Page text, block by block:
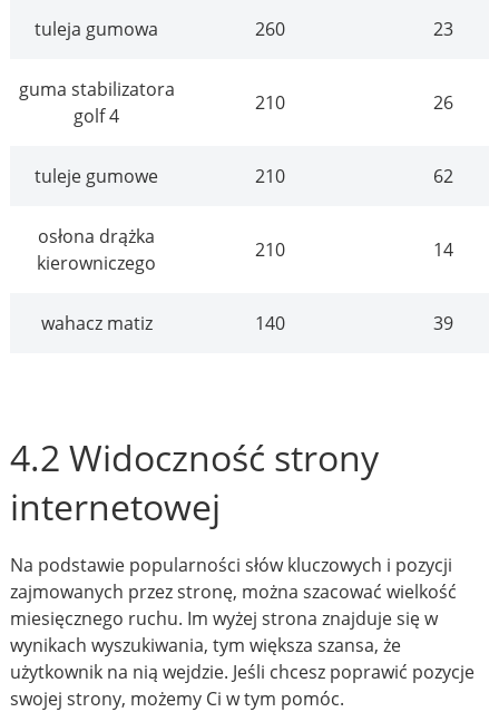
tuleja gumowa 260 23
guma stabilizatora
golf 4
210 26
tuleje gumowe 210 62
osłona drążka
kierowniczego
210 14
wahacz matiz 140 39
4.2 Widoczność strony
internetowej
Na podstawie popularności słów kluczowych i pozycji
zajmowanych przez stronę, można szacować wielkość
miesięcznego ruchu. Im wyżej strona znajduje się w
wynikach wyszukiwania, tym większa szansa, że
użytkownik na nią wejdzie. Jeśli chcesz poprawić pozycje
swojej strony, możemy Ci w tym pomóc.